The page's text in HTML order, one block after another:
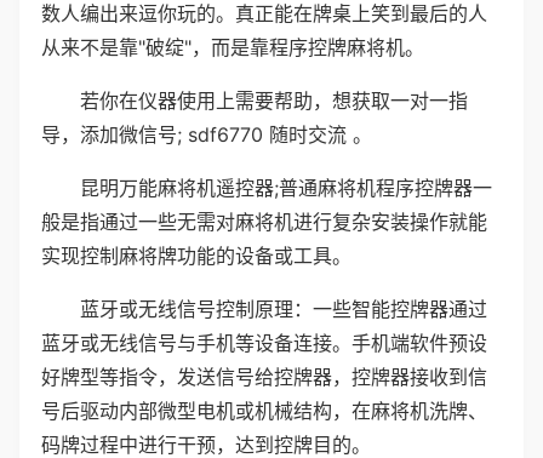
数人编出来逗你玩的。真正能在牌桌上笑到最后的人
从来不是靠"破绽"，而是靠程序控牌麻将机。
若你在仪器使用上需要帮助，想获取一对一指
导，添加微信号; sdf6770 随时交流 。
昆明万能麻将机遥控器;普通麻将机程序控牌器一
般是指通过一些无需对麻将机进行复杂安装操作就能
实现控制麻将牌功能的设备或工具。
蓝牙或无线信号控制原理：一些智能控牌器通过
蓝牙或无线信号与手机等设备连接。手机端软件预设
好牌型等指令，发送信号给控牌器，控牌器接收到信
号后驱动内部微型电机或机械结构，在麻将机洗牌、
码牌过程中进行干预，达到控牌目的。